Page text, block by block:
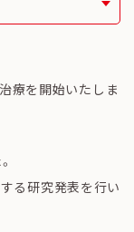
治療を開始いたしま
る研究発表を行い